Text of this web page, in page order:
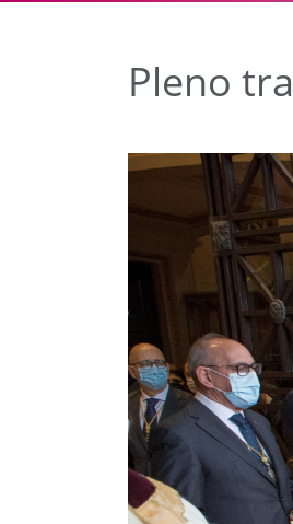
Pleno